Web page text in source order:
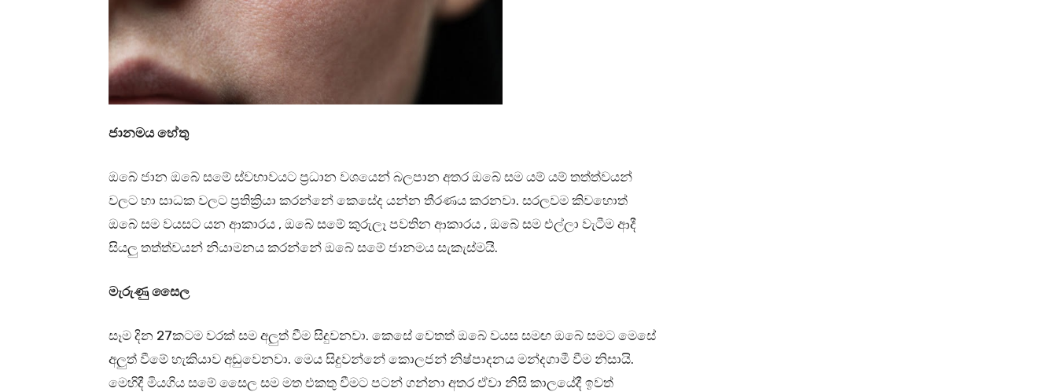
ජානමය හේතු
ඔබේ ජාන ඔබේ සමේ ස්වභාවයට ප්‍රධාන වශයෙන් බලපාන අතර ඔබේ සම යම් යම් තත්ත්වයන්
වලට හා සාධක වලට ප්‍රතික්‍රියා කරන්නේ කෙසේද යන්න තීරණය කරනවා. සරලවම කිවහොත්
ඔබේ සම වයසට යන ආකාරය , ඔබේ සමේ කුරුලෑ පවතින ආකාරය , ඔබේ සම එල්ලා වැටීම ආදී
සියලු තත්ත්වයන් නියාමනය කරන්නේ ඔබේ සමේ ජානමය සැකැස්මයි.
මැරුණු සෛල
සෑම දින 27කටම වරක් සම අලුත් වීම සිදුවනවා. කෙසේ වෙතත් ඔබේ වයස සමඟ ඔබේ සමට මෙසේ
අලුත් වීමේ හැකියාව අඩුවෙනවා. මෙය සිදුවන්නේ කොලජන් නිෂ්පාදනය මන්දගාමී වීම නිසායි.
මෙහිදී මියගිය සමේ සෛල සම මත එකතු වීමට පටන් ගන්නා අතර ඒවා නිසි කාලයේදී ඉවත්